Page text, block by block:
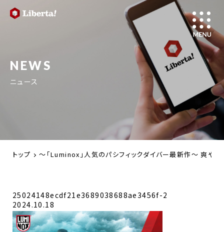
NEWS
ニュース
トップ ～「Luminox」人気のパシフィックダイバー最新作～ 爽や
25024148ecdf21e3689038688ae3456f-2
2024.10.18